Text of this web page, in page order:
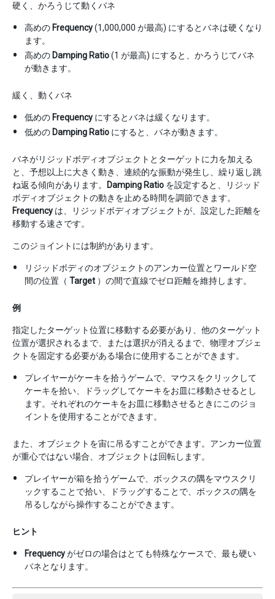
硬く、かろうじて動くバネ
高めの Frequency(1,000,000 が最高) にするとバネは硬くなり
ます。
高めの Damping Ratio(1 が最高) にすると、かろうじてバネ
が動きます。
緩く、動くバネ
低めの Frequency にするとバネは緩くなります。
低めの Damping Ratio にすると、バネが動きます。
バネがリジッドボディオブジェクトとターゲットに力を加える
と、予想以上に大きく動き、連続的な振動が発生し、繰り返し跳
ね返る傾向があります。
Damping Ratio を設定すると、リジッド
ボディオブジェクトの動きを止める時間を調節できます。
Frequency は、リジッドボディオブジェクトが、設定した距離を
移動する速さです。
このジョイントには制約があります。
リジッドボディのオブジェクトのアンカー位置とワールド空
間の位置（ Target ）の間で直線でゼロ距離を維持します。
例
指定したターゲット位置に移動する必要があり、他のターゲット
位置が選択されるまで、または選択が消えるまで、物理オブジェ
クトを固定する必要がある場合に使用することができます。
プレイヤーがケーキを拾うゲームで、マウスをクリックして
ケーキを拾い、ドラッグしてケーキをお皿に移動させるとし
ます。それぞれのケーキをお皿に移動させるときにこのジョ
イントを使用することができます。
また、オブジェクトを宙に吊るすことができます。アンカー位置
が重心ではない場合、オブジェクトは回転します。
プレイヤーが箱を拾うゲームで、ボックスの隅をマウスクリ
ックすることで拾い、ドラッグすることで、ボックスの隅を
吊るしながら操作することができます。
ヒント
Frequencyがゼロの場合はとても特殊なケースで、最も硬い
バネとなります。